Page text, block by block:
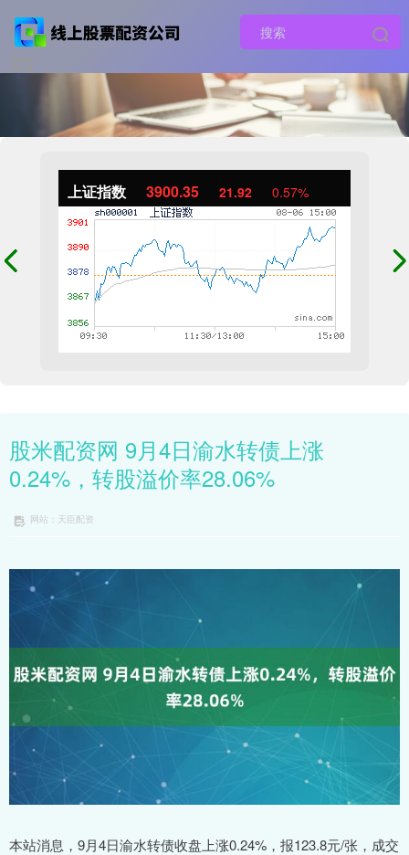
上证指数 3900.35 21.92 0.57%
股米配资网 9月4日渝水转债上涨
0.24%，转股溢价率28.06%
网站：天臣配资
本站消息，9月4日渝水转债收盘上涨0.24%，报123.8元/张，成交